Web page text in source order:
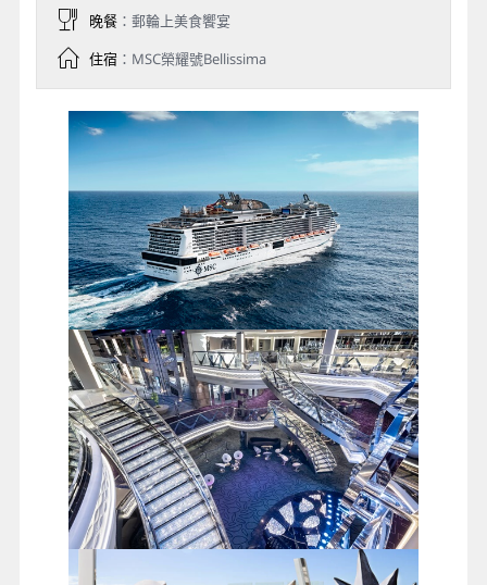
晚餐：郵輪上美食饗宴
住宿：MSC榮耀號Bellissima